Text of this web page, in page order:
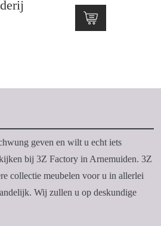
geven en wilt u echt iets
bij 3Z Factory in Arnemuiden. 3Z
collectie meubelen voor u in allerlei
Wij zullen u op deskundige